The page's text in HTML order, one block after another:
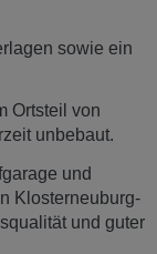
sowie ein
Ortsteil von
unbebaut.
und
Klosterneuburg-
und guter